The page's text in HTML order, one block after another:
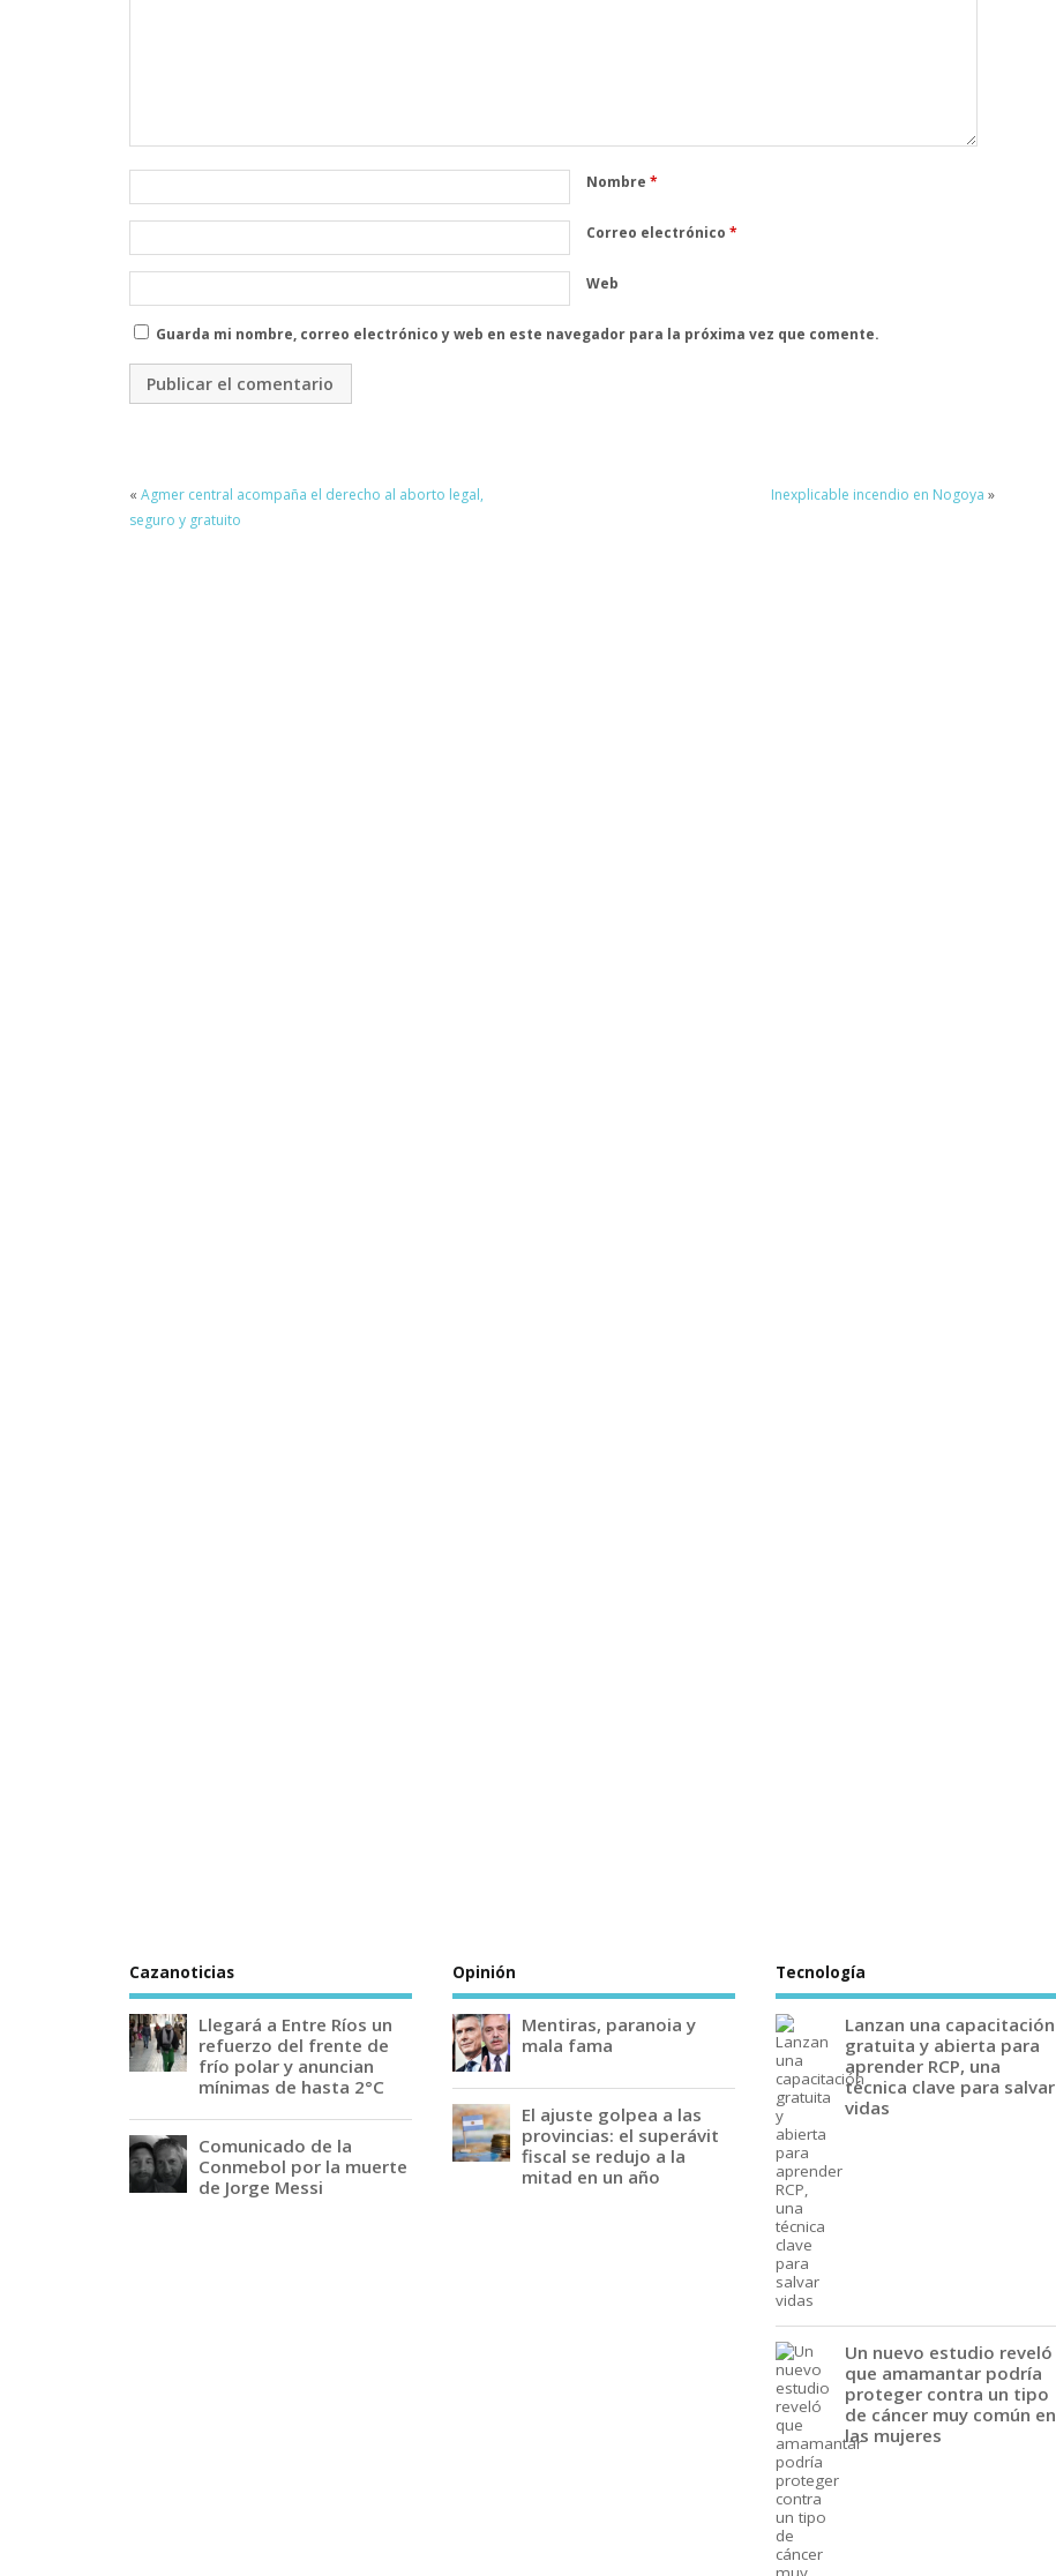
Nombre *
Correo electrónico *
Web
Guarda mi nombre, correo electrónico y web en este navegador para la próxima vez que comente.
« Agmer central acompaña el derecho al aborto legal,
seguro y gratuito
Inexplicable incendio en Nogoya »
Cazanoticias
Llegará a Entre Ríos un
refuerzo del frente de
frío polar y anuncian
mínimas de hasta 2°C
Comunicado de la
Conmebol por la muerte
de Jorge Messi
Opinión
Mentiras, paranoia y
mala fama
El ajuste golpea a las
provincias: el superávit
fiscal se redujo a la
mitad en un año
Tecnología
Lanzan una capacitación
gratuita y abierta para
aprender RCP, una
técnica clave para salvar
vidas
Un nuevo estudio reveló
que amamantar podría
proteger contra un tipo
de cáncer muy común en
las mujeres